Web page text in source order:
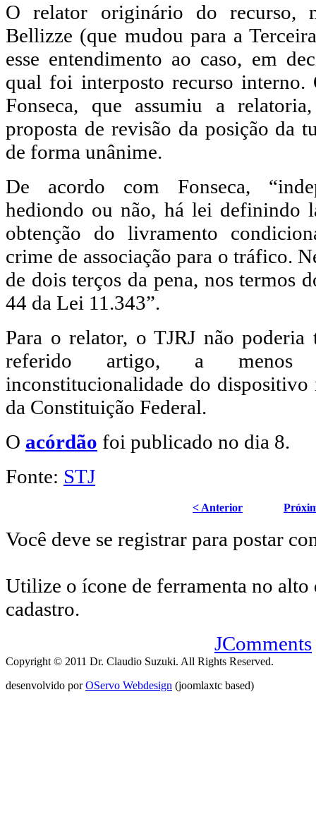
O relator originário do recurso,
Bellizze (que mudou para a
esse entendimento ao caso, em
qual foi interposto recurso
Fonseca, que assumiu a
proposta de revisão da posição da
de forma unânime.
De acordo com Fonseca,
hediondo ou não, há lei definindo
obtenção do livramento
crime de associação para o tráfico.
de dois terços da pena, nos termos
44 da Lei 11.343”.
Para o relator, o TJRJ não
referido artigo, a menos
inconstitucionalidade do
da Constituição Federal.
O acórdão foi publicado no dia 8.
Fonte: STJ
< Anterior
Você deve se registrar para postar
Utilize o ícone de ferramenta no alto
cadastro.
JComments
Copyright © 2011 Dr. Claudio Suzuki. All Rights Reserved.
desenvolvido porOServo Webdesign (joomlaxtc based)